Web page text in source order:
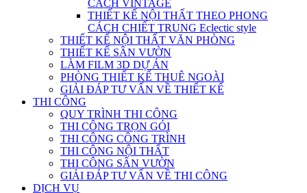
CÁCH VINTAGE
THIẾT KẾ NỘI THẤT THEO PHONG
CÁCH CHIẾT TRUNG Eclectic style
THIẾT KẾ NỘI THẤT VĂN PHÒNG
THIẾT KẾ SÂN VƯỜN
LÀM FILM 3D DỰ ÁN
PHÒNG THIẾT KẾ THUÊ NGOÀI
GIẢI ĐÁP TƯ VẤN VỀ THIẾT KẾ
THI CÔNG
QUY TRÌNH THI CÔNG
THI CÔNG TRỌN GÓI
THI CÔNG CÔNG TRÌNH
THI CÔNG NỘI THẤT
THI CÔNG SÂN VƯỜN
GIẢI ĐÁP TƯ VẤN VỀ THI CÔNG
DỊCH VỤ